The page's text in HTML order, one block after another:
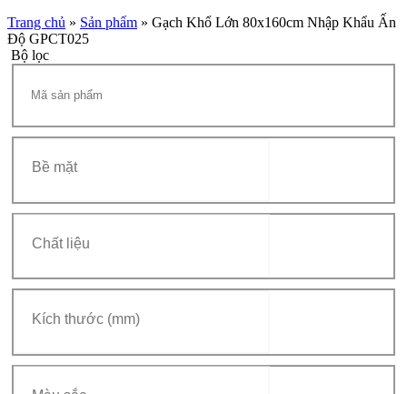
Trang chủ » Sản phẩm » Gạch Khổ Lớn 80x160cm Nhập Khẩu Ấn
Độ GPCT025
Bộ lọc